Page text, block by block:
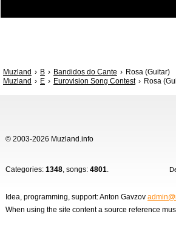
Muzland B Bandidos do Cante
Rosa (Guitar)
Muzland
E Eurovision Song Contest Rosa
© 2003-2026 Muzland.info
Categories: 1348, songs: 4801.
Idea, programming, support: Anton Gavzov
When using the site content a source reference